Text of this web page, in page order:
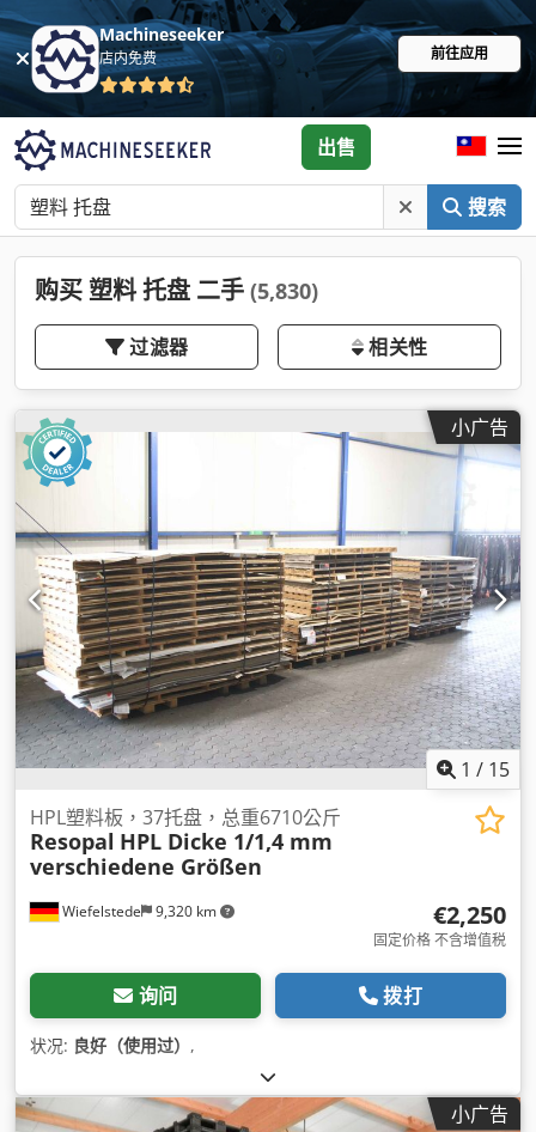
Machineseeker
店内免费 前往应用
搜索
出售
购买 塑料 托盘 二手 (5,830)
过滤器 相关性
小广告
1 / 15
Wiefelstede 9,320 km
HPL塑料板，37托盘，总重6710公斤
Resopal HPL Dicke 1/1,4 mm
verschiedene Größen
€2,250
固定价格 不含增值税
询问 拨打
状况: 良好（使用过） ,
小广告